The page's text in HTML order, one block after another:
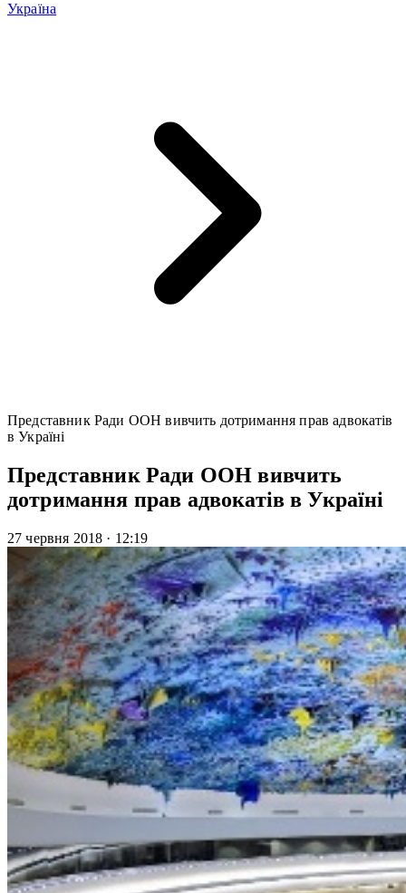
Україна
Представник Ради ООН вивчить дотримання прав адвокатів
в Україні
Представник Ради ООН вивчить
дотримання прав адвокатів в Україні
27 червня 2018 · 12:19